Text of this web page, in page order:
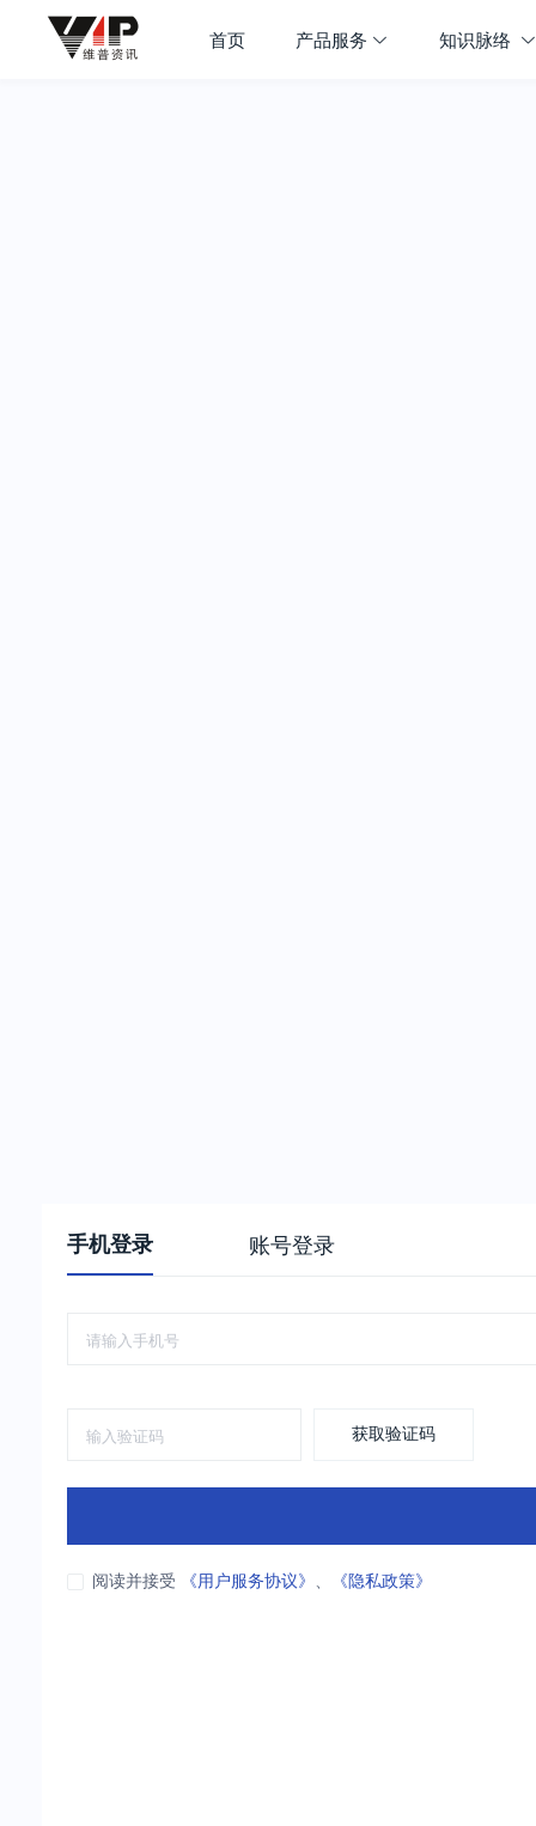
首页 产品服务 知识脉络
手机登录 账号登录
获取验证码
阅读并接受 《用户服务协议》 、 《隐私政策》